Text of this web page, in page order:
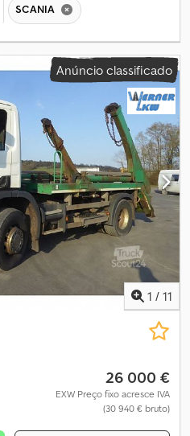
SCANIA
Anúncio classificado
1 / 11
26 000 €
EXW Preço fixo acresce IVA
(30 940 € bruto)